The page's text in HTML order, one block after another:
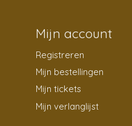
Mijn account
Registreren
Mijn bestellingen
Mijn tickets
Mijn verlanglijst